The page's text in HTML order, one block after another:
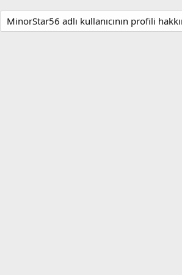
MinorStar56 adlı kullanıcının profili